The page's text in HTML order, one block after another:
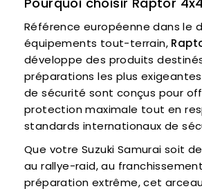
Référence européenne dans le
équipements tout-terrain,
développe des produits
préparations les plus
de sécurité sont conçus pour
protection maximale tout en
standards internationaux de
Que votre Suzuki Samurai soit
au rallye-raid, au
préparation extrême, cet